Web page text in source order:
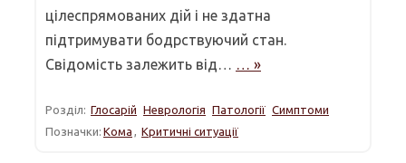
цілеспрямованих дій і не здатна
підтримувати бодрствуючий стан.
Свідомість залежить від… … »
Розділ: Глосарій Неврологія Патології Симптоми
Позначки: Кома , Критичні ситуації